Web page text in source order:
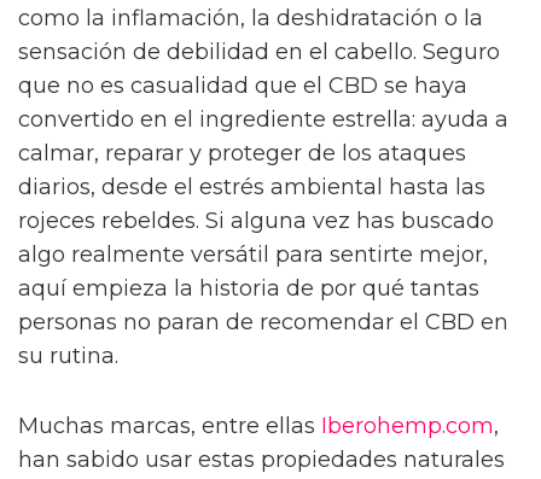
como la inflamación, la deshidratación o la
sensación de debilidad en el cabello. Seguro
que no es casualidad que el CBD se haya
convertido en el ingrediente estrella: ayuda a
calmar, reparar y proteger de los ataques
diarios, desde el estrés ambiental hasta las
rojeces rebeldes. Si alguna vez has buscado
algo realmente versátil para sentirte mejor,
aquí empieza la historia de por qué tantas
personas no paran de recomendar el CBD en
su rutina.
Muchas marcas, entre ellas Iberohemp.com,
han sabido usar estas propiedades naturales